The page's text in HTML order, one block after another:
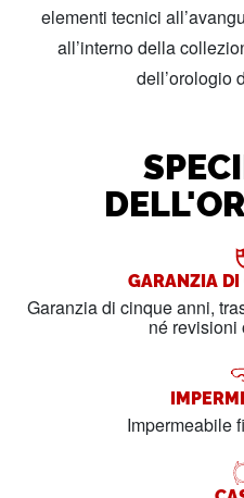
elementi tecnici
all’interno della
dell’orologio
GARANZIA
Garanzia di cinque anni,
né revisioni
Impermeabile